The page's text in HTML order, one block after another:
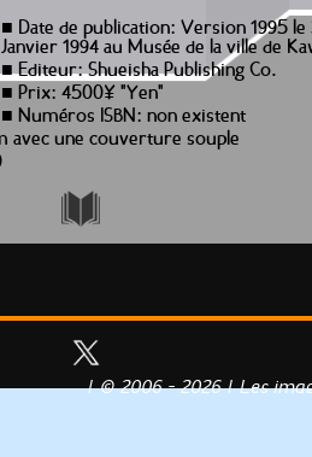
■ Date de publication: Version 1995 le
Janvier 1994 au Musée de la ville de
■ Editeur: Shueisha Publishing Co.
■ Prix: 4500¥ "Yen"
■ Numéros ISBN: non existent
avec une couverture souple
| © 2006 - 2026 | Les